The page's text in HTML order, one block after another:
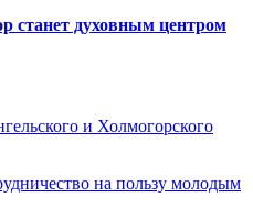
станет духовным центром
и Холмогорского